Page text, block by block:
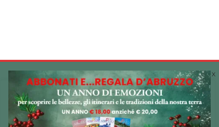
Cookie Policy 🍪
Utilizziamo i cookie sul nostro sito Web per offrirti
l'esperienza più pertinente ricordando le tue preferenze